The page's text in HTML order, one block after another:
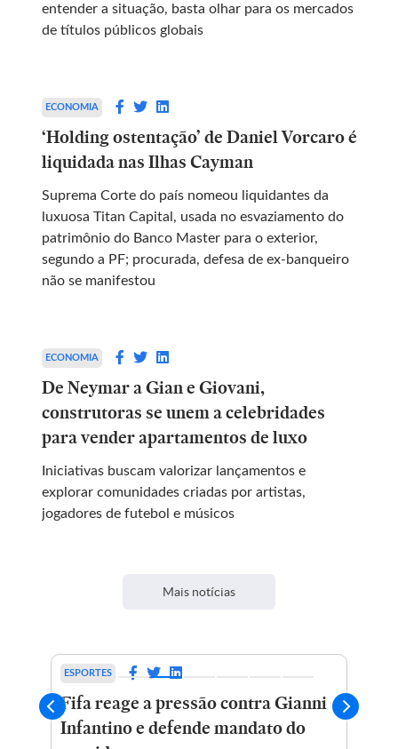
entender a situação, basta olhar para os mercados
de títulos públicos globais
ECONOMIA
‘Holding ostentação’ de Daniel Vorcaro é
liquidada nas Ilhas Cayman
Suprema Corte do país nomeou liquidantes da
luxuosa Titan Capital, usada no esvaziamento do
patrimônio do Banco Master para o exterior,
segundo a PF; procurada, defesa de ex-banqueiro
não se manifestou
ECONOMIA
De Neymar a Gian e Giovani,
construtoras se unem a celebridades
para vender apartamentos de luxo
Iniciativas buscam valorizar lançamentos e
explorar comunidades criadas por artistas,
jogadores de futebol e músicos
Mais notícias
ESPORTES
Fifa reage a pressão contra Gianni
Infantino e defende mandato do